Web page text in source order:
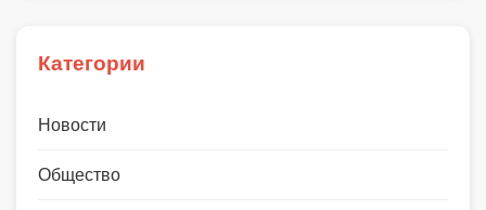
Категории
Новости
Общество